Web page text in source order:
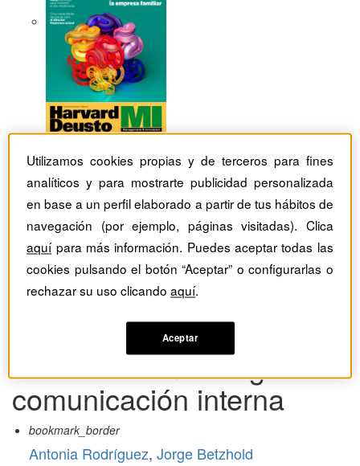
Revistas Harvard Deusto tag
Artículos con el Tag:
comunicación interna
bookmark_border
Antonia Rodríguez, Jorge Betzhold
Utilizamos cookies propias y de terceros para fines
analíticos y para mostrarte publicidad personalizada
en base a un perfil elaborado a partir de tus hábitos de
navegación (por ejemplo, páginas visitadas). Clica
aquípara más información. Puedes aceptar todas las
cookies pulsando el botón “Aceptar” o configurarlas o
rechazar su uso clicandoaquí.
Aceptar